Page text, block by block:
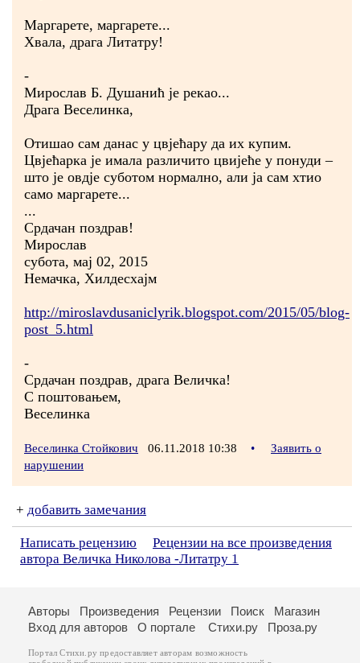
Маргарете, маргарете...
Хвала, драга Литатру!
-
Мирослав Б. Душанић је рекао...
Драга Веселинка,
Отишао сам данас у цвјећару да их купим.
Цвјећарка је имала различито цвијеће у понуди –
што је овдје суботом нормално, али ја сам хтио
само маргарете...
...
Срдачан поздрав!
Мирослав
субота, мај 02, 2015
Немачка, Хилдесхајм
http://miroslavdusaniclyrik.blogspot.com/2015/05/blog-
post_5.html
-
Срдачан поздрав, драга Величка!
С поштовањем,
Веселинка
Веселинка Стойкович 06.11.2018 10:38 •
Заявить о
нарушении
+ добавить замечания
Написать рецензию
Рецензии на все произведения
автора Величка Николова -Литатру 1
Авторы Произведения Рецензии Поиск
Магазин
Вход для авторов
О портале Стихи.ру Проза.ру
Портал Стихи.ру предоставляет авторам возможность